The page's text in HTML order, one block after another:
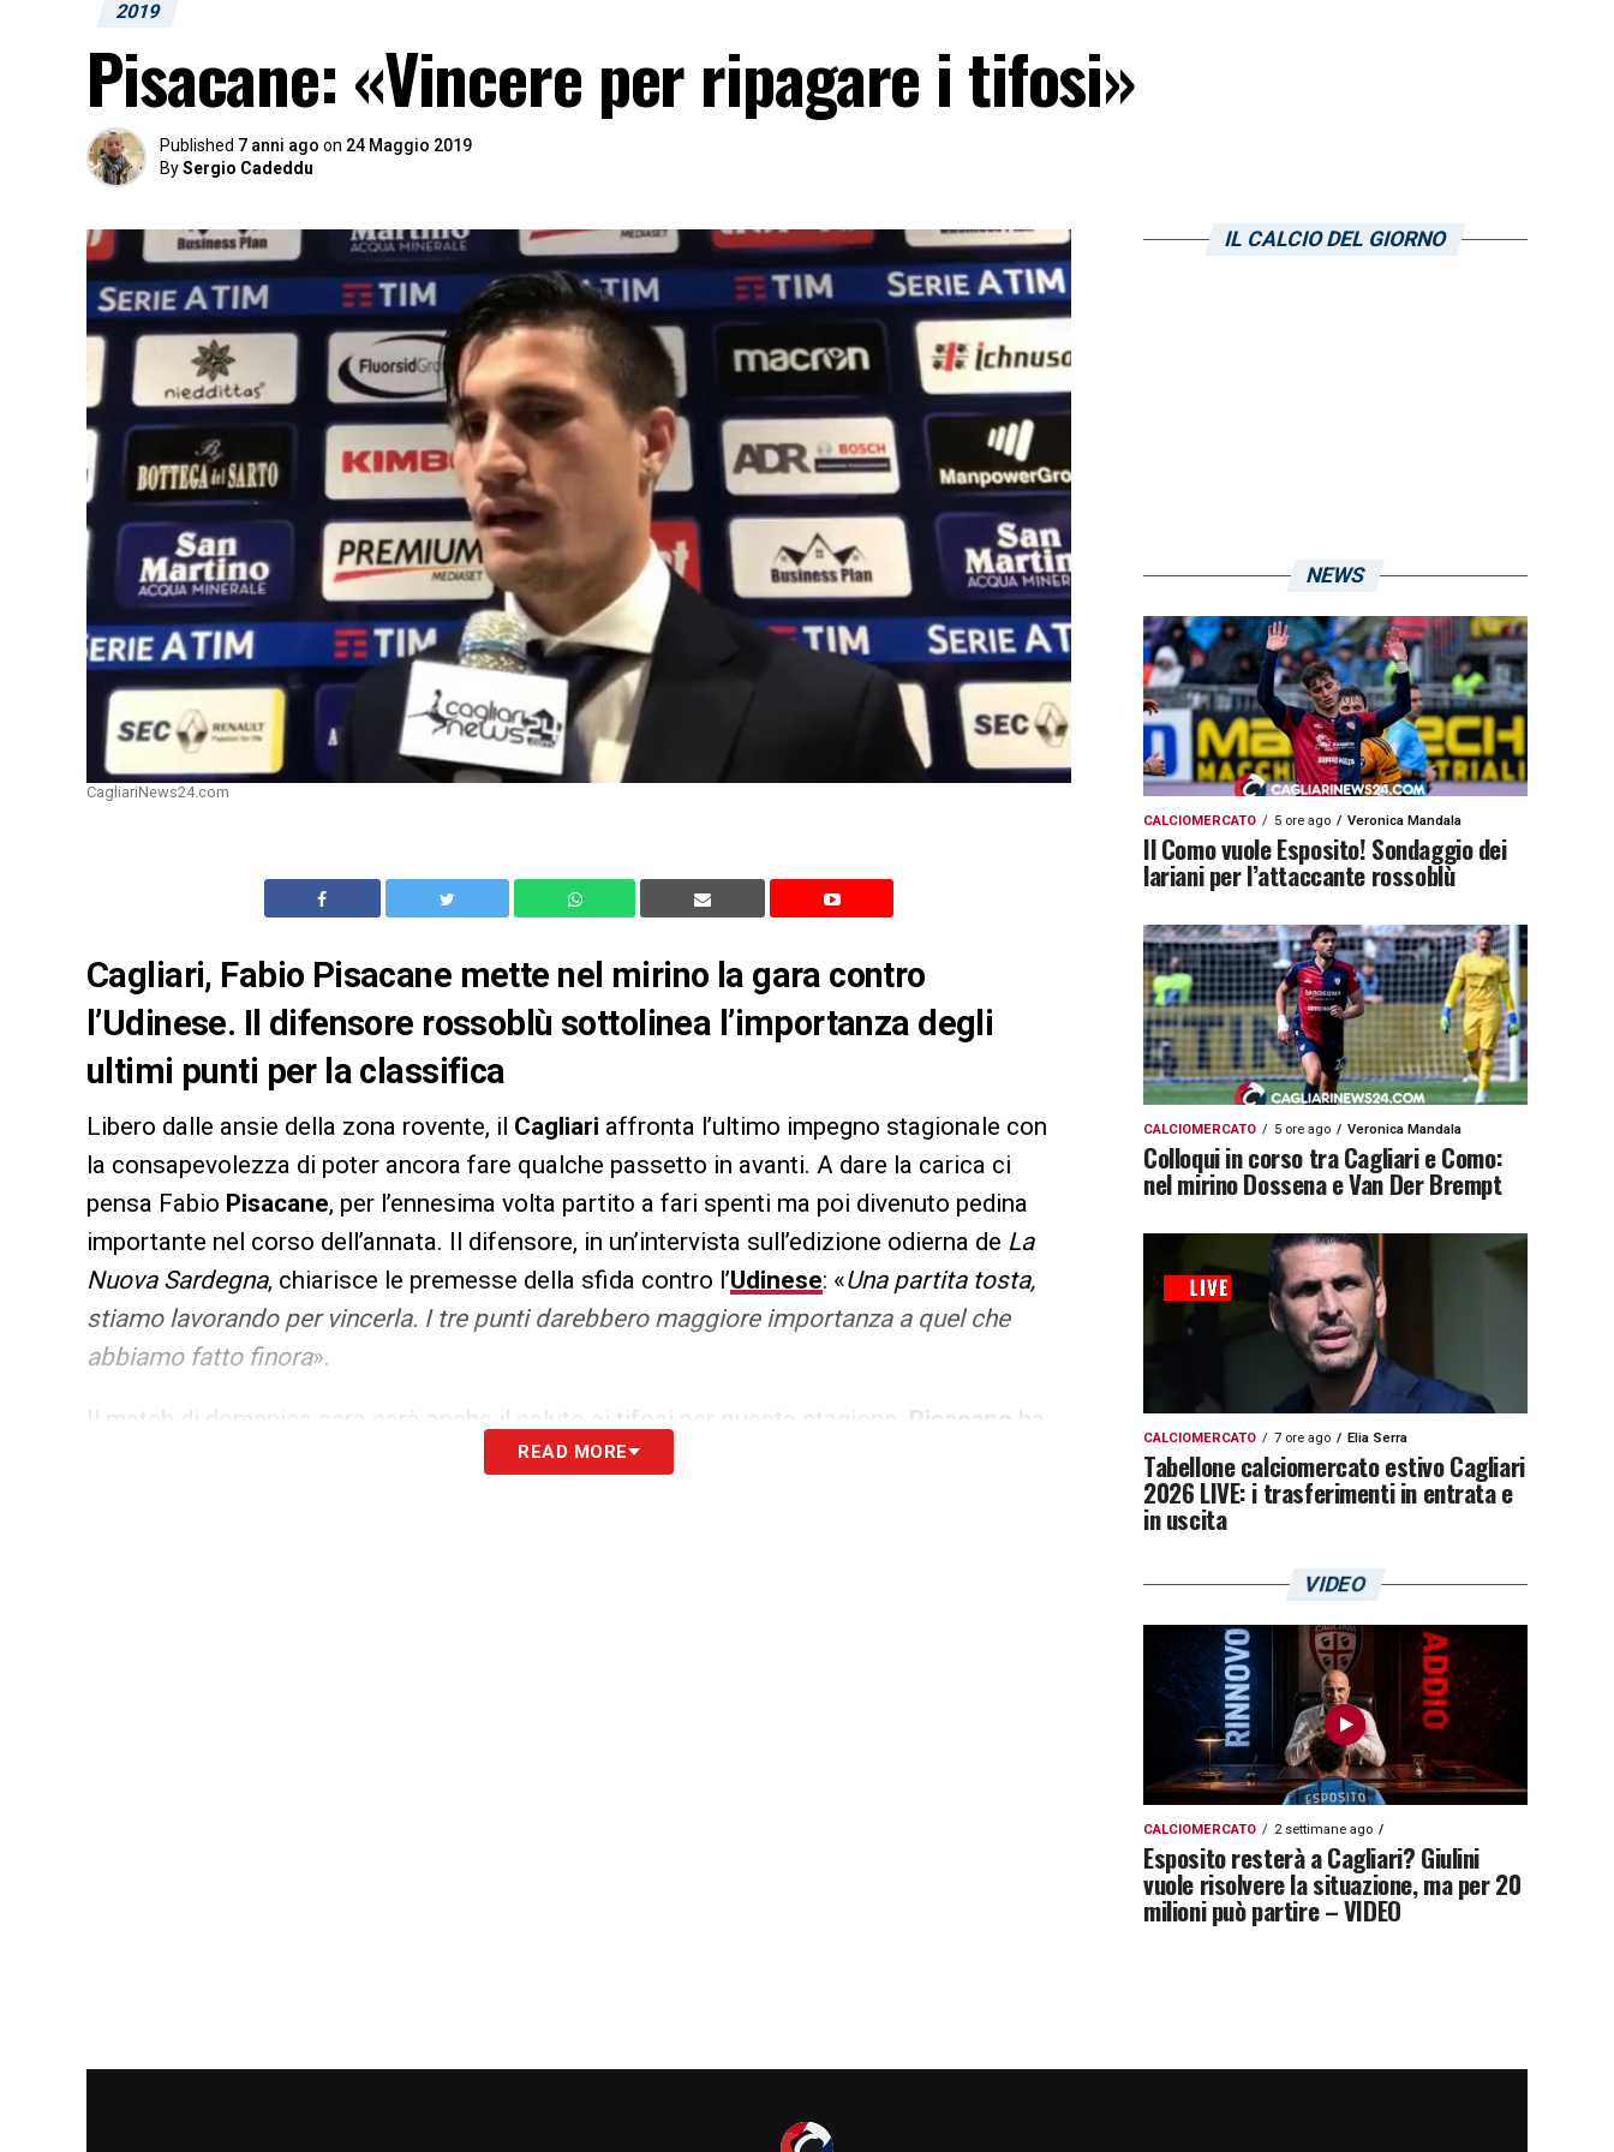
2019
Pisacane: «Vincere per ripagare i tifosi»
Published 7 anni ago on 24 Maggio 2019
BySergio Cadeddu
CagliariNews24.com
Cagliari, Fabio Pisacane mette nel mirino la gara contro
l’Udinese. Il difensore rossoblù sottolinea l’importanza degli
ultimi punti per la classifica
Libero dalle ansie della zona rovente, il Cagliari affronta l’ultimo impegno stagionale con
la consapevolezza di poter ancora fare qualche passetto in avanti. A dare la carica ci
pensa Fabio Pisacane, per l’ennesima volta partito a fari spenti ma poi divenuto pedina
importante nel corso dell’annata. Il difensore, in un’intervista sull’edizione odierna de La
Nuova Sardegna, chiarisce le premesse della sfida contro l’Udinese: «Una partita tosta,
stiamo lavorando per vincerla. I tre punti darebbero maggiore importanza a quel che
abbiamo fatto finora».
Il match di domenica sera sarà anche il saluto ai tifosi per questa stagione. Pisacane
ha
Li ringraziamo per l’apporto e il sostegno continuo. Domenica
READ MORE
IL CALCIO DEL GIORNO
NEWS
CALCIOMERCATO 5 ore ago Veronica Mandala
Il Como vuole Esposito! Sondaggio dei
lariani per l’attaccante rossoblù
CALCIOMERCATO 5 ore ago Veronica Mandala
Colloqui in corso tra Cagliari e Como:
nel mirino Dossena e Van Der Brempt
CALCIOMERCATO 7 ore ago Elia Serra
Tabellone calciomercato estivo Cagliari
2026 LIVE: i trasferimenti in entrata e
in uscita
VIDEO
CALCIOMERCATO 2 settimane ago
Esposito resterà a Cagliari? Giulini
vuole risolvere la situazione, ma per 20
milioni può partire – VIDEO